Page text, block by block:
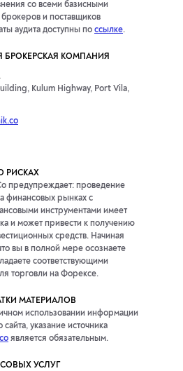
со всеми базисными
и поставщиков
аудита доступны по ссылке.
КОМПАНИЯ
Kulum Highway, Port Vila,
РИСКАХ
предупреждает: проведение
финансовых рынках с
инструментами имеет
и может привести к получению
средств. Начиная
вы в полной мере осознаете
соответствующими
торговли на Форексе.
МАТЕРИАЛОВ
использовании информации
указание источника
является обязательным.
УСЛУГ